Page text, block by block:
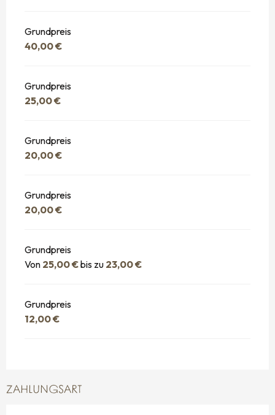
Grundpreis
40,00 €
Grundpreis
25,00 €
Grundpreis
20,00 €
Grundpreis
20,00 €
Grundpreis
Von 25,00 €bis zu 23,00 €
Grundpreis
12,00 €
ZAHLUNGSART